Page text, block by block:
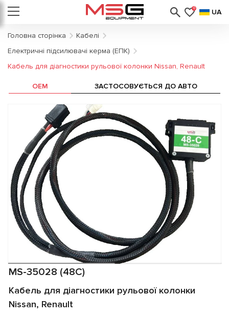
0 UA
Головна сторінка
Кабелі
Електричні підсилювачі керма (ЕПК)
Кабель для діагностики рульової колонки Nissan, Renault
MS-35028 (48C)
Кабель для діагностики рульової колонки
Nissan, Renault
OEM ЗАСТОСОВУЄТЬСЯ ДО АВТО